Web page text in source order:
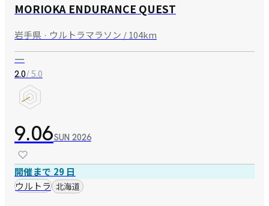
MORIOKA ENDURANCE QUEST
岩手県 · ウルトラマラソン / 104km
—
2.0/ 5.0
9.06SUN 2026
開催まで 29 日
ウルトラ 北海道